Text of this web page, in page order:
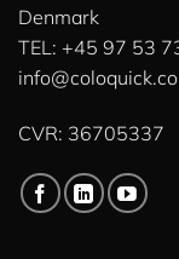
Denmark
TEL: +45 97 53
CVR: 36705337